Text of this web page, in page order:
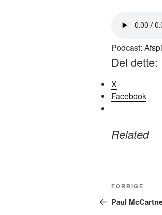
Podcast:
Del dette:
X
Facebook
Related
Forrige
indlæg
FORRIGE
Paul